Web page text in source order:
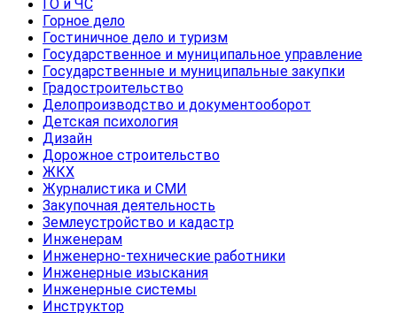
ГО и ЧС
Горное дело
Гостиничное дело и туризм
Государственное и муниципальное управление
Государственные и муниципальные закупки
Градостроительство
Делопроизводство и документооборот
Детская психология
Дизайн
Дорожное строительство
ЖКХ
Журналистика и СМИ
Закупочная деятельность
Землеустройство и кадастр
Инженерам
Инженерно-технические работники
Инженерные изыскания
Инженерные системы
Инструктор